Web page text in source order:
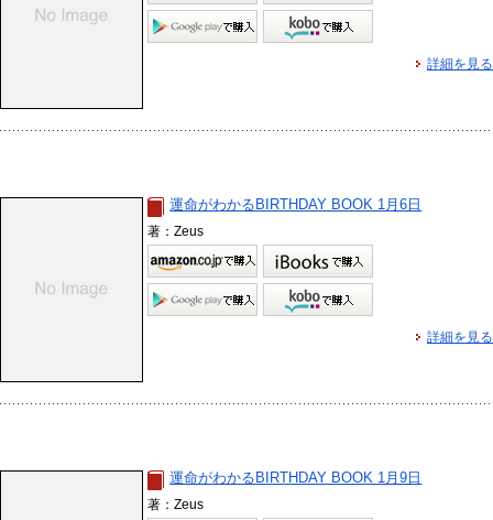
詳細を見る
運命がわかるBIRTHDAY BOOK 1月6日
著：Zeus
詳細を見る
運命がわかるBIRTHDAY BOOK 1月9日
著：Zeus